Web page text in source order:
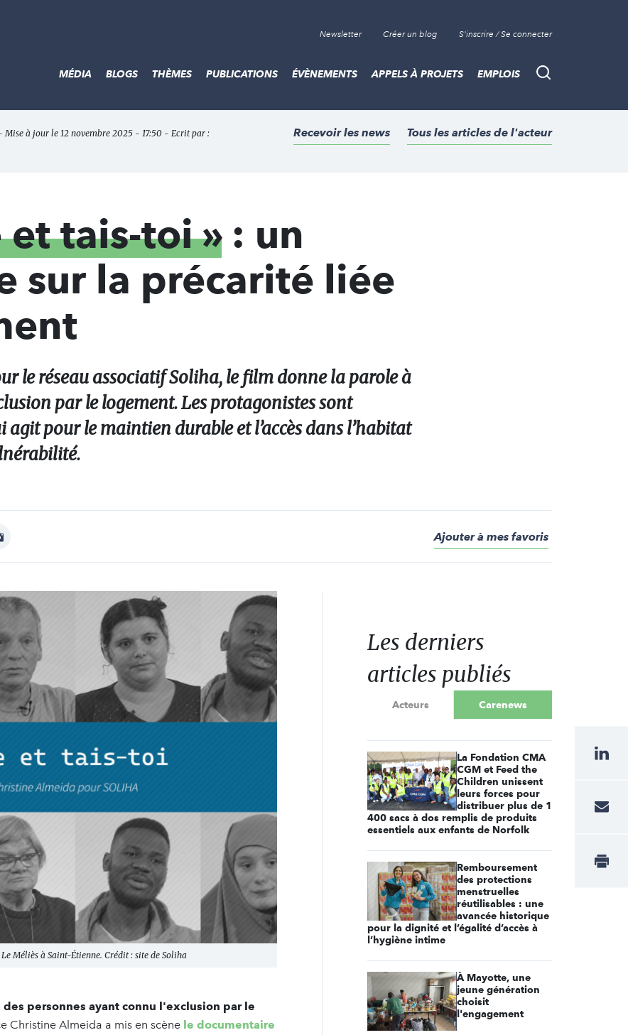
Newsletter Créer un blog S'inscrire / Se connecter
Recherche
MÉDIA BLOGS THÈMES PUBLICATIONS ÉVÈNEMENTS APPELS À PROJETS EMPLOIS
à jour le 12 novembre 2025 - 17:50 - Ecrit par :
Recevoir les news Tous les articles de l'acteur
et tais-toi »: un
sur la précarité liée
le réseau associatif Soliha, le film donne la parole à
par le logement. Les protagonistes sont
pour le maintien durable et l’accès dans l’habitat
Ajouter à mes favoris
Méliès à Saint-Étienne. Crédit : site de Soliha
personnes ayant connu l'exclusion par le
Christine Almeida a mis en scène le documentaire
Les derniers
articles publiés
Acteurs Carenews
La Fondation CMA
CGM et Feed the
Children unissent
leurs forces pour
distribuer plus de 1
400 sacs à dos remplis de produits
essentiels aux enfants de Norfolk
Remboursement
des protections
menstruelles
réutilisables : une
avancée historique
pour la dignité et l’égalité d’accès à
l’hygiène intime
À Mayotte, une
jeune génération
choisit
l'engagement